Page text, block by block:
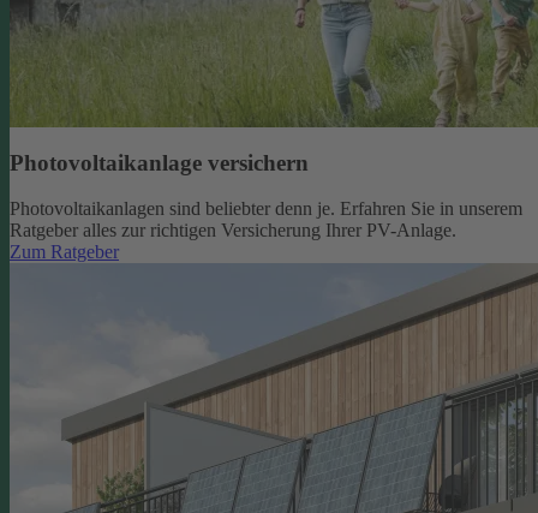
Photovoltaikanlage versichern
Photovoltaikanlagen sind beliebter denn je. Erfahren Sie in unserem
Ratgeber alles zur richtigen Versicherung Ihrer PV-Anlage.
Zum Ratgeber